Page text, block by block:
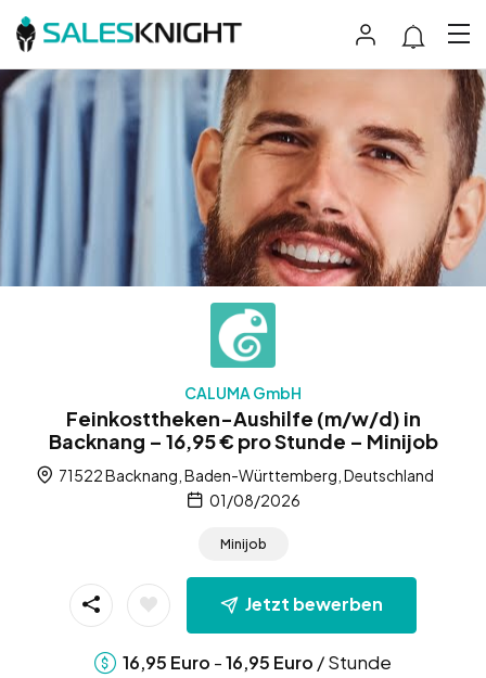
CALUMA GmbH
Feinkosttheken-Aushilfe (m/w/d) in
Backnang – 16,95 € pro Stunde – Minijob
71522 Backnang, Baden-Württemberg, Deutschland
01/08/2026
Minijob
Jetzt bewerben
16,95 Euro -16,95 Euro / Stunde